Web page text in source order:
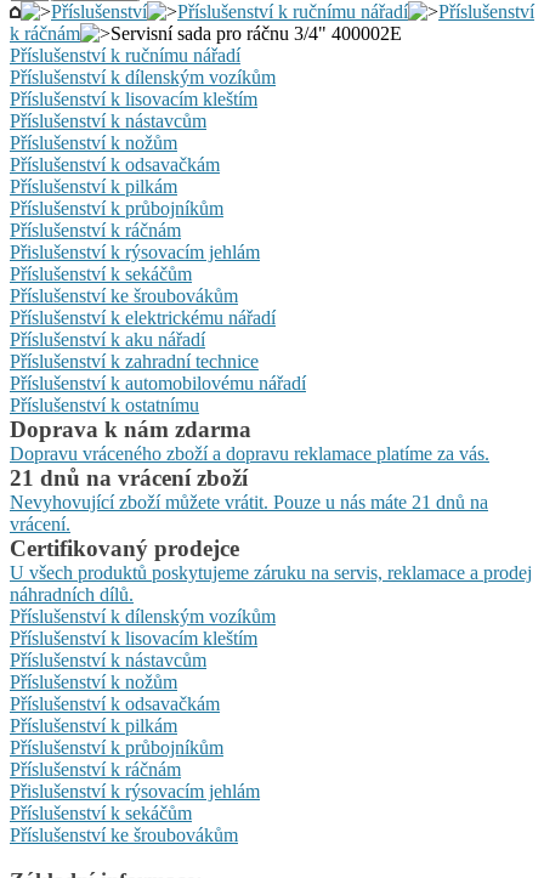
Příslušenství Příslušenství k ručnímu nářadí
Příslušenství
k ráčnám
Servisní sada pro ráčnu 3/4" 400002E
Příslušenství k ručnímu nářadí
Příslušenství k dílenským vozíkům
Příslušenství k lisovacím kleštím
Příslušenství k nástavcům
Příslušenství k nožům
Příslušenství k odsavačkám
Příslušenství k pilkám
Příslušenství k průbojníkům
Příslušenství k ráčnám
Přislušenství k rýsovacím jehlám
Příslušenství k sekáčům
Příslušenství ke šroubovákům
Příslušenství k elektrickému nářadí
Příslušenství k aku nářadí
Příslušenství k zahradní technice
Příslušenství k automobilovému nářadí
Příslušenství k ostatnímu
Doprava k nám zdarma
Dopravu vráceného zboží a dopravu reklamace platíme za vás.
21 dnů na vrácení zboží
Nevyhovující zboží můžete vrátit. Pouze u nás máte 21 dnů na
vrácení.
Certifikovaný prodejce
U všech produktů poskytujeme záruku na servis, reklamace a prodej
náhradních dílů.
Příslušenství k dílenským vozíkům
Příslušenství k lisovacím kleštím
Příslušenství k nástavcům
Příslušenství k nožům
Příslušenství k odsavačkám
Příslušenství k pilkám
Příslušenství k průbojníkům
Příslušenství k ráčnám
Přislušenství k rýsovacím jehlám
Příslušenství k sekáčům
Příslušenství ke šroubovákům